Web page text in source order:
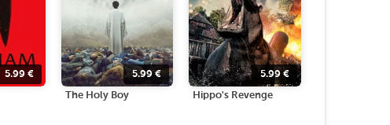
5.99€ 5.99€
The Holy Boy
5.99€
Hippo's Revenge